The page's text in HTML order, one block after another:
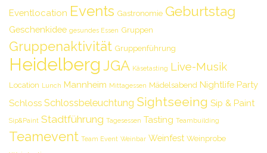
Eventlocation Events Gastronomie Geburtstag
Geschenkidee gesundes Essen Gruppen
Gruppenaktivität Gruppenführung
Heidelberg JGA Käsetasting Live-Musik
Location Lunch Mannheim Mittagessen Mädelsabend Nightlife Party
Schloss Schlossbeleuchtung Sightseeing Sip & Paint
Sip&Paint Stadtführung Tagesessen Tasting Teambuilding
Teamevent Team Event Weinbar Weinfest Weinprobe